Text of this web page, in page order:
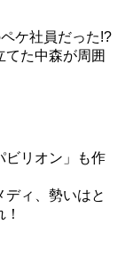
ケ社員だった!?
てた中森が周囲
ビリオン」も作
ィ、勢いはと